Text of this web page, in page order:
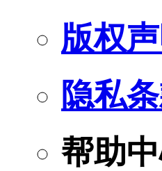
版权
隐私
帮助